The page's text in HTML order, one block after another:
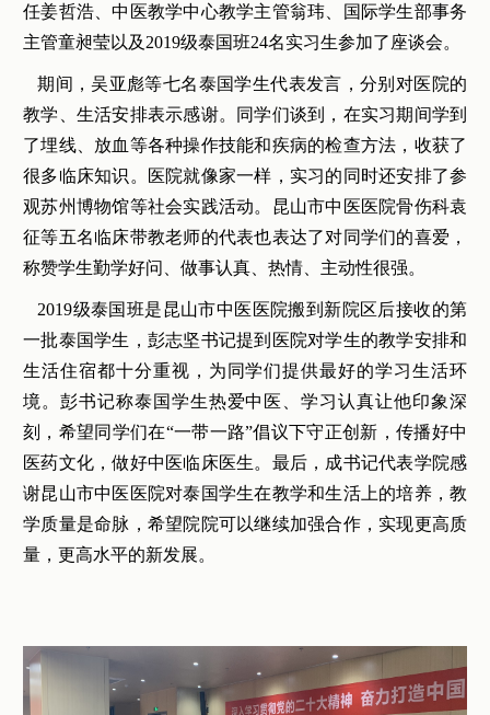
任姜哲浩、中医教学中心教学主管翁玮、国际学生部事务
主管童昶莹以及2019级泰国班24名实习生参加了座谈会。
期间，吴亚彪等七名泰国学生代表发言，分别对医院的
教学、生活安排表示感谢。同学们谈到，在实习期间学到
了埋线、放血等各种操作技能和疾病的检查方法，收获了
很多临床知识。医院就像家一样，实习的同时还安排了参
观苏州博物馆等社会实践活动。昆山市中医医院骨伤科袁
征等五名临床带教老师的代表也表达了对同学们的喜爱，
称赞学生勤学好问、做事认真、热情、主动性很强。
2019级泰国班是昆山市中医医院搬到新院区后接收的第
一批泰国学生，彭志坚书记提到医院对学生的教学安排和
生活住宿都十分重视，为同学们提供最好的学习生活环
境。彭书记称泰国学生热爱中医、学习认真让他印象深
刻，希望同学们在“一带一路”倡议下守正创新，传播好中
医药文化，做好中医临床医生。最后，成书记代表学院感
谢昆山市中医医院对泰国学生在教学和生活上的培养，教
学质量是命脉，希望院院可以继续加强合作，实现更高质
量，更高水平的新发展。